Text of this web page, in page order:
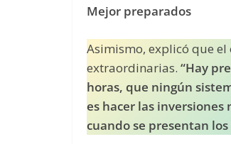
Mejor preparados
Asimismo, explicó que
extraordinarias. “Hay
horas, que ningún
es hacer las
cuando se presentan